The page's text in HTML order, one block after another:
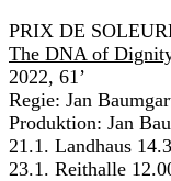
PRIX DE
The DNA of
2022, 61’
Regie: Jan
Produktion: Jan
21.1. Landhaus
23.1. Reithalle